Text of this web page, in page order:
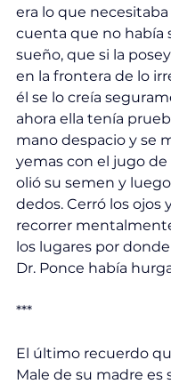
era lo que necesitaba
cuenta que no había
sueño, que si la
en la frontera de lo
él se lo creía
ahora ella tenía
mano despacio y se
yemas con el jugo de
olió su semen y
dedos. Cerró los ojos
recorrer
los lugares por
Dr. Ponce había
***
El último recuerdo
Male de su madre es